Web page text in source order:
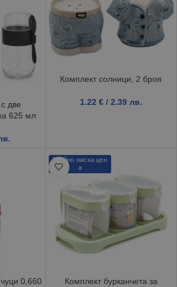
две
625 мл
Комплект солници, 2 броя
1.22 € / 2.39 лв.
0,660
Трайно ниска цен
а
Комплект бурканчета за